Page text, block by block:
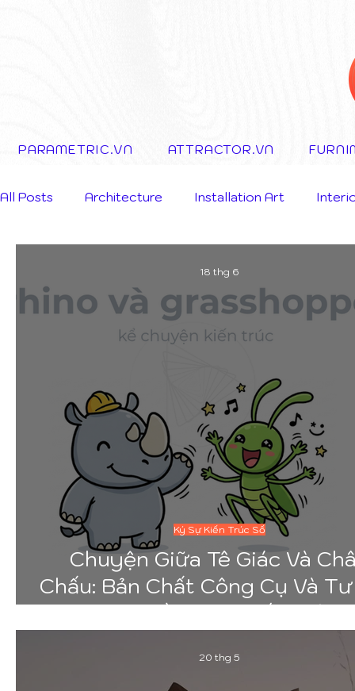
PARAMETRIC.VN ATTRACTOR.VN
All Posts Architecture Installation Art
Chuyện Giữa Tê Giác Và
Chấu: Bản Chất Công Cụ Và
Làm Nghề Trong Kiến Trúc
Ký Sự Kiến Trúc Số
18 thg 6
20 thg 5